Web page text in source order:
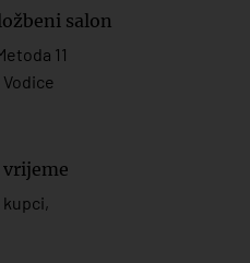
salon
11
Vodice
vrijeme
kupci,